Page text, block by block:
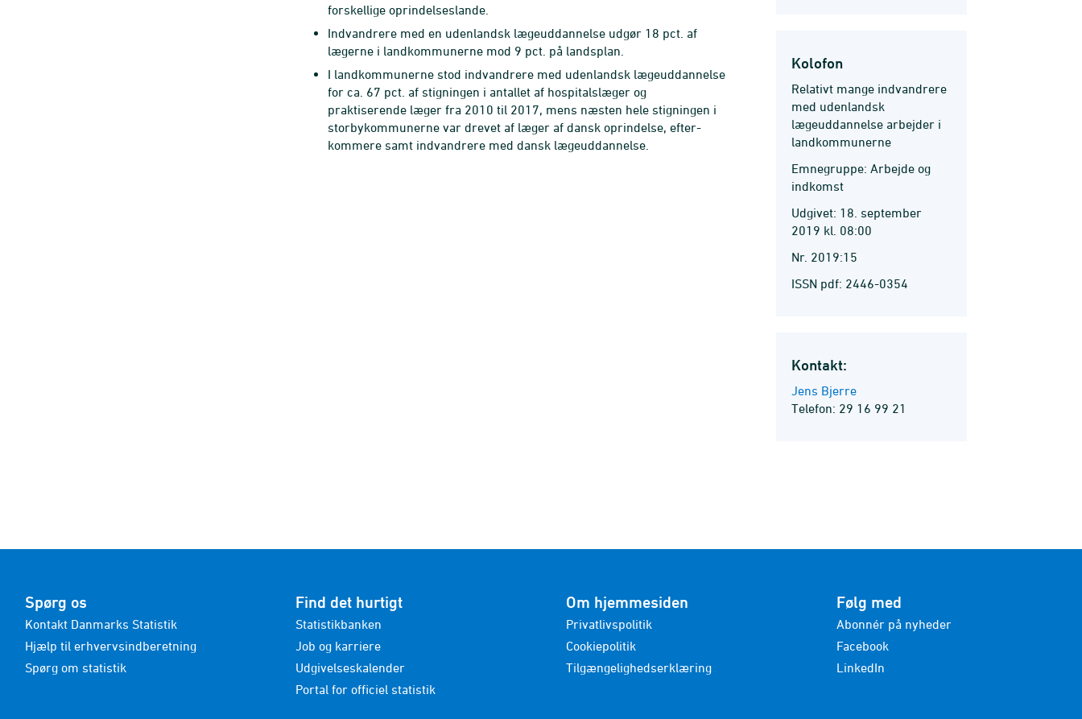
forskellige oprindelseslande.
Indvandrere med en udenlandsk lægeuddannelse udgør 18 pct. af
lægerne i landkommu­nerne mod 9 pct. på landsplan.
I landkommunerne stod indvandrere med udenlandsk lægeuddannelse
for ca. 67 pct. af stigningen i antallet af hospitalslæger og
praktiserende læger fra 2010 til 2017, mens næ­sten hele stigningen i
storbykommunerne var drevet af læger af dansk oprindelse, efter­
kommere samt indvandrere med dansk lægeuddannelse.
Kolofon
Relativt mange indvandrere
med udenlandsk
lægeuddannelse arbejder i
landkommunerne
Emnegruppe: Arbejde og
indkomst
Udgivet: 18. september
2019 kl. 08:00
Nr. 2019:15
ISSN pdf: 2446-0354
Kontakt:
Jens Bjerre
Telefon: 29 16 99 21
Spørg os
Kontakt Danmarks Statistik
Hjælp til erhvervsindberetning
Spørg om statistik
Find det hurtigt
Statistikbanken
Job og karriere
Udgivelseskalender
Portal for officiel statistik
Om hjemmesiden
Privatlivspolitik
Cookiepolitik
Tilgængelighedserklæring
Følg med
Abonnér på nyheder
Facebook
LinkedIn